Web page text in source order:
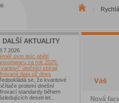
DALŠÍ AKTUALITY
osm tisíc obětí
za rok 2025:
útočníci sbírají
data už dnes
se, že kvantové
prolomí dnešní
standardy během
deseti let...
Nová